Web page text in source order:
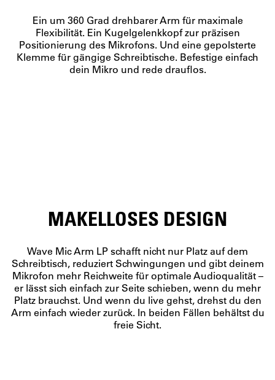
Ein um 360 Grad drehbarer Arm für maximale
Flexibilität. Ein Kugelgelenkkopf zur präzisen
Positionierung des Mikrofons. Und eine gepolsterte
Klemme für gängige Schreibtische. Befestige einfach
dein Mikro und rede drauflos.
MAKELLOSES DESIGN
Wave Mic Arm LP schafft nicht nur Platz auf dem
Schreibtisch, reduziert Schwingungen und gibt deinem
Mikrofon mehr Reichweite für optimale Audioqualität –
er lässt sich einfach zur Seite schieben, wenn du mehr
Platz brauchst. Und wenn du live gehst, drehst du den
Arm einfach wieder zurück. In beiden Fällen behältst du
freie Sicht.